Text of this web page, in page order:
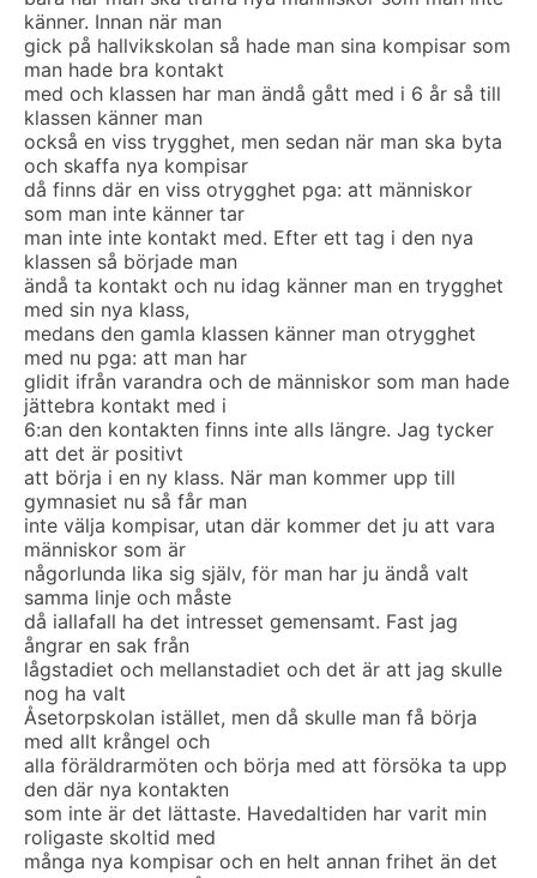
känner. Innan när man
gick på hallvikskolan så hade man sina kompisar som
man hade bra kontakt
med och klassen har man ändå gått med i 6 år så till
klassen känner man
också en viss trygghet, men sedan när man ska byta
och skaffa nya kompisar
då finns där en viss otrygghet pga: att människor
som man inte känner tar
man inte inte kontakt med. Efter ett tag i den nya
klassen så började man
ändå ta kontakt och nu idag känner man en trygghet
med sin nya klass,
medans den gamla klassen känner man otrygghet
med nu pga: att man har
glidit ifrån varandra och de människor som man hade
jättebra kontakt med i
6:an den kontakten finns inte alls längre. Jag tycker
att det är positivt
att börja i en ny klass. När man kommer upp till
gymnasiet nu så får man
inte välja kompisar, utan där kommer det ju att vara
människor som är
någorlunda lika sig själv, för man har ju ändå valt
samma linje och måste
då iallafall ha det intresset gemensamt. Fast jag
ångrar en sak från
lågstadiet och mellanstadiet och det är att jag skulle
nog ha valt
Åsetorpskolan istället, men då skulle man få börja
med allt krångel och
alla föräldrarmöten och börja med att försöka ta upp
den där nya kontakten
som inte är det lättaste. Havedaltiden har varit min
roligaste skoltid med
många nya kompisar och en helt annan frihet än det